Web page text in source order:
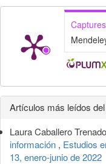
Captures
Detalles
del
artículo
Artículos más leídos
Laura Caballero
información , Estudios
13, enero-junio de 2022